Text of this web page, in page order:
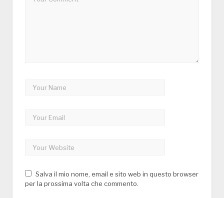
Salva il mio nome, email e sito web in questo browser
per la prossima volta che commento.